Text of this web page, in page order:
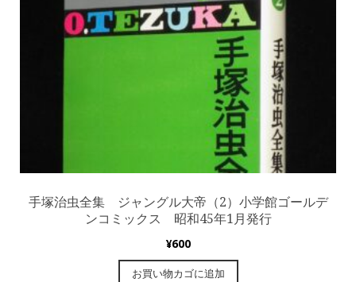
手塚治虫全集 ジャングル大帝（2）小学館ゴールデ
ンコミックス 昭和45年1月発行
¥600
お買い物カゴに追加